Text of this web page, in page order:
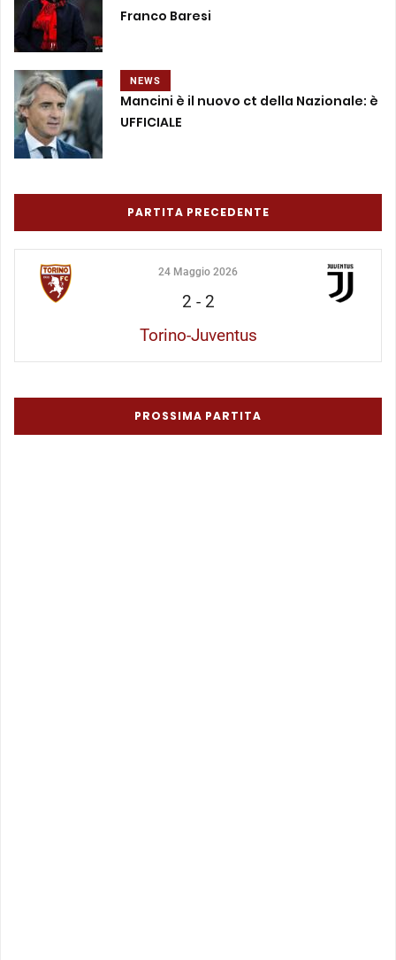
Franco Baresi
NEWS
Mancini è il nuovo ct della Nazionale: è
UFFICIALE
PARTITA PRECEDENTE
24 Maggio 2026
2 - 2
Torino-Juventus
PROSSIMA PARTITA